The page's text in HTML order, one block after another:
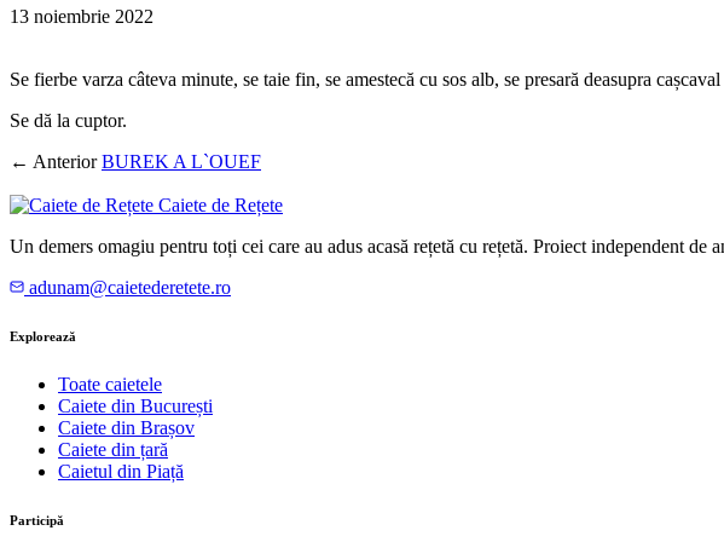
13 noiembrie 2022
Se fierbe varza câteva minute, se taie fin, se amestecă cu sos alb, se presară deasupra
Se dă la cuptor.
← Anterior BUREK A L`OUEF
Caiete de Rețete
Un demers omagiu pentru toți cei care au adus acasă rețetă cu rețetă. Proiect independent
adunam@caietederetete.ro
Explorează
Toate caietele
Caiete din București
Caiete din Brașov
Caiete din țară
Caietul din Piață
Participă